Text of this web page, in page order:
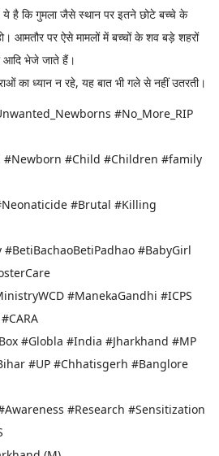
है कि गुमला जैसे स्थान पर इतने छोटे बच्चे के
आमतौर पर ऐसे मामलों में बच्चों के शव बड़े शहरों
आदि भेजे जाते हैं।
का ध्यान न रहे, यह बात भी गले से नहीं उतरती।
#No_More_RIP
#Newborn #Child #Children #family
#Brutal #Killing
#BabyGirl
#ManekaGandhi #ICPS
#Globla #India #Jharkhand #MP
#UP #Chhatisgerh #Banglore
#Research #Sensitization